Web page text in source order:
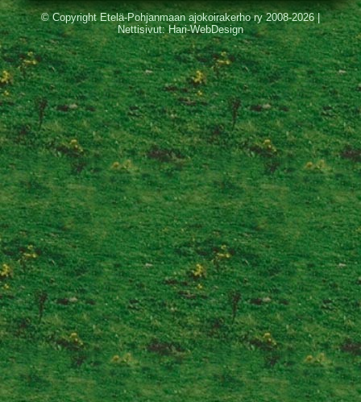
© Copyright Etelä-Pohjanmaan ajokoirakerho ry 2008-2026 |
Nettisivut: Hari-WebDesign